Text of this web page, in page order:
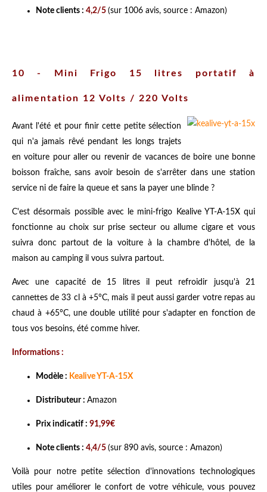
Note clients : 4,2/5 (sur 1006 avis, source : Amazon)
10 - Mini Frigo 15 litres portatif à
alimentation 12 Volts / 220 Volts
Avant l'été et pour finir cette petite sélection
qui n'a jamais rêvé pendant les longs trajets
en voiture pour aller ou revenir de vacances de boire une bonne
boisson fraîche, sans avoir besoin de s'arrêter dans une station
service ni de faire la queue et sans la payer une blinde ?
C'est désormais possible avec le mini-frigo Kealive YT-A-15X qui
fonctionne au choix sur prise secteur ou allume cigare et vous
suivra donc partout de la voiture à la chambre d'hôtel, de la
maison au camping il vous suivra partout.
Avec une capacité de 15 litres il peut refroidir jusqu'à 21
cannettes de 33 cl à +5°C, mais il peut aussi garder votre repas au
chaud à +65°C, une double utilité pour s'adapter en fonction de
tous vos besoins, été comme hiver.
Informations :
Modèle : Kealive YT-A-15X
Distributeur : Amazon
Prix indicatif : 91,99€
Note clients : 4,4/5 (sur 890 avis, source : Amazon)
Voilà pour notre petite sélection d'innovations technologiques
utiles pour améliorer le confort de votre véhicule, vous pouvez